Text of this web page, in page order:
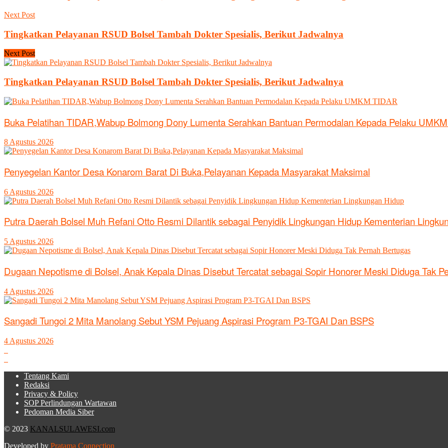
Next Post
Tingkatkan Pelayanan RSUD Bolsel Tambah Dokter Spesialis, Berikut Jadwalnya
Next Post
Tingkatkan Pelayanan RSUD Bolsel Tambah Dokter Spesialis, Berikut Jadwalnya
Buka Pelatihan TIDAR,Wabup Bolmong Dony Lumenta Serahkan Bantuan Permodalan Kepada Pelaku
8 Agustus 2026
Penyegelan Kantor Desa Konarom Barat Di Buka,Pelayanan Kepada Masyarakat Maksimal
6 Agustus 2026
Putra Daerah Bolsel Muh Refani Otto Resmi Dilantik sebagai Penyidik Lingkungan Hidup Kementerian
5 Agustus 2026
Dugaan Nepotisme di Bolsel, Anak Kepala Dinas Disebut Tercatat sebagai Sopir Honorer Meski Diduga Tak
4 Agustus 2026
Sangadi Tungoi 2 Mita Manolang Sebut YSM Pejuang Aspirasi Program P3-TGAI Dan BSPS
4 Agustus 2026
Tentang Kami
Redaksi
Privacy & Policy
SOP Perlindungan Wartawan
Pedoman Media Siber
© 2023 KANALSULAWESI.com
Developed by Pratama Connection